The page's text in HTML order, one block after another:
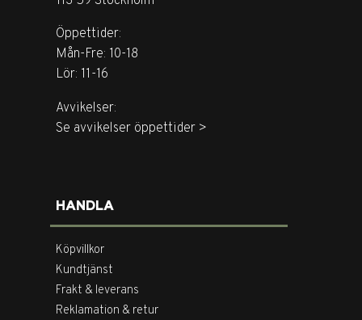
Öppettider:
Mån-Fre: 10-18
Lör: 11-16
Avvikelser:
Se avvikelser öppettider >
HANDLA
Köpvillkor
Kundtjänst
Frakt & leverans
Reklamation & retur